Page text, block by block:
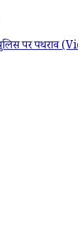
पर पथराव